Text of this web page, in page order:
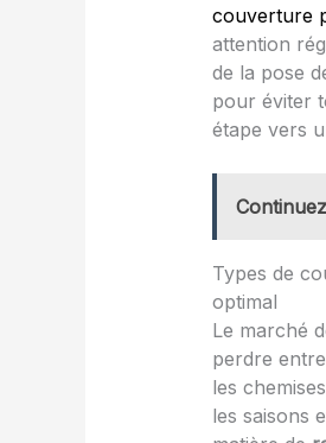
couverture
attention
de la pose
pour éviter
étape vers
Types de
optimal
Le marché
perdre
les
les saisons